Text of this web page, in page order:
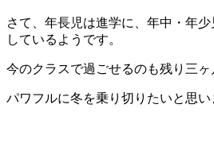
さて、年長児は進学に、年中・年
しているようです。
今のクラスで過ごせるのも残り三ヶ
パワフルに冬を乗り切りたいと思い